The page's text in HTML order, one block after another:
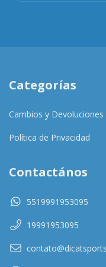
Categorías
Cambios y Devoluciones
Política de Privacidad
Contactános
5519991953095
19991953095